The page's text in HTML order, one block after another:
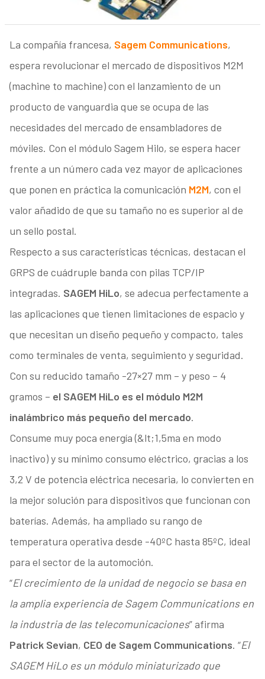
La compañía francesa, Sagem Communications,
espera revolucionar el mercado de dispositivos M2M
(machine to machine) con el lanzamiento de un
producto de vanguardia que se ocupa de las
necesidades del mercado de ensambladores de
móviles. Con el módulo Sagem Hilo, se espera hacer
frente a un número cada vez mayor de aplicaciones
que ponen en práctica la comunicación M2M, con el
valor añadido de que su tamaño no es superior al de
un sello postal.
Respecto a sus características técnicas, destacan el
GRPS de cuádruple banda con pilas TCP/IP
integradas. SAGEM HiLo, se adecua perfectamente a
las aplicaciones que tienen limitaciones de espacio y
que necesitan un diseño pequeño y compacto, tales
como terminales de venta, seguimiento y seguridad.
Con su reducido tamaño -27×27 mm – y peso – 4
gramos – el SAGEM HiLo es el módulo M2M
inalámbrico más pequeño del mercado.
Consume muy poca energía (&lt;1,5ma en modo
inactivo) y su mínimo consumo eléctrico, gracias a los
3,2 V de potencia eléctrica necesaria, lo convierten en
la mejor solución para dispositivos que funcionan con
baterías. Además, ha ampliado su rango de
temperatura operativa desde -40ºC hasta 85ºC, ideal
para el sector de la automoción.
“El crecimiento de la unidad de negocio se basa en
la amplia experiencia de Sagem Communications en
la industria de las telecomunicaciones” afirma
Patrick Sevian, CEO de Sagem Communications. “El
SAGEM HiLo es un módulo miniaturizado que